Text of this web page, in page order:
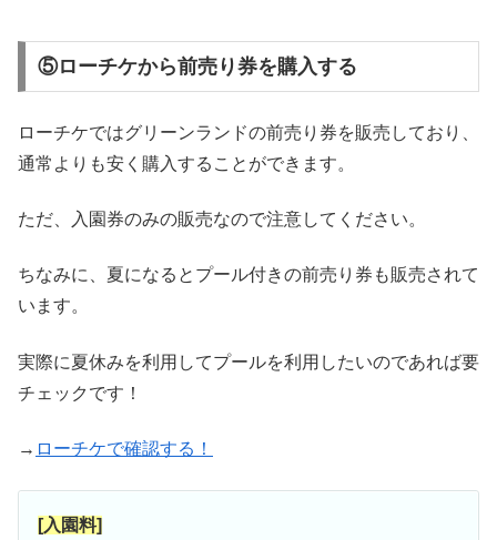
⑤ローチケから前売り券を購入する
ローチケではグリーンランドの前売り券を販売しており、
通常よりも安く購入することができます。
ただ、入園券のみの販売なので注意してください。
ちなみに、夏になるとプール付きの前売り券も販売されて
います。
実際に夏休みを利用してプールを利用したいのであれば要
チェックです！
→ ローチケで確認する！
[入園料]